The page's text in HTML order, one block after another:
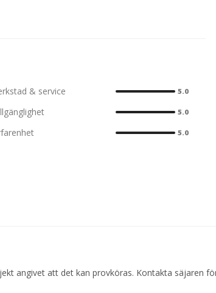
& service 5.0
5.0
5.0
angivet att det kan provköras. Kontakta säjaren